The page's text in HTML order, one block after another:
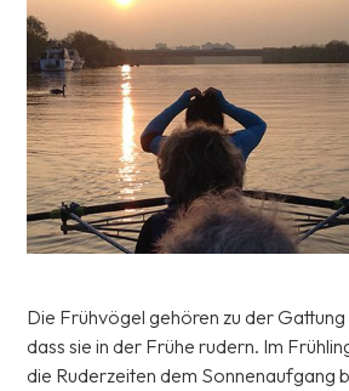
Die Frühvögel gehören zu der
dass sie in der Frühe rudern. Im
die Ruderzeiten dem Sonnenaufgang